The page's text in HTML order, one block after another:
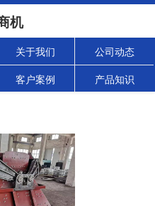
机
关于我们 公司动态
客户案例 产品知识